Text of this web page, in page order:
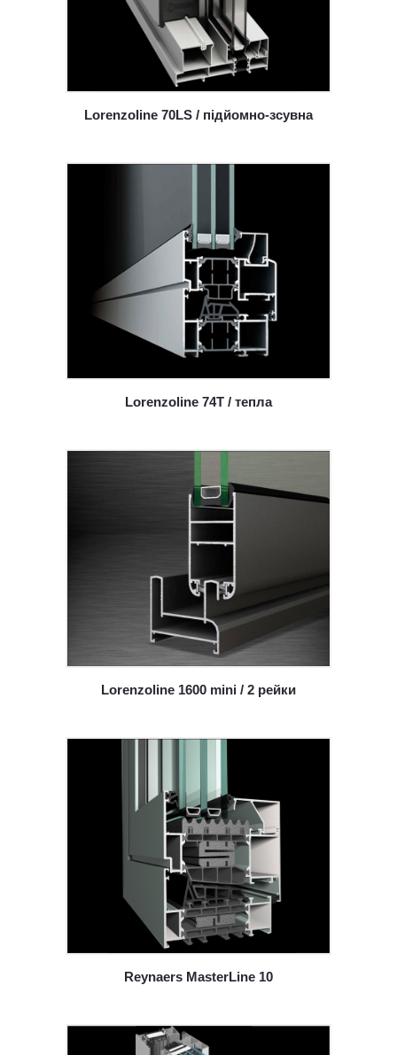
Lorenzoline 70LS / підйомно-зсувна
Lorenzoline 74T / тепла
Lorenzoline 1600 mini / 2 рейки
Reynaers MasterLine 10